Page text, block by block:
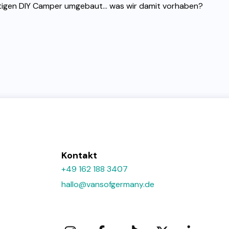
DIY Camper umgebaut... was wir damit vorhaben?
Kontakt
+49 162 188 3407
hallo@vansofgermany.de